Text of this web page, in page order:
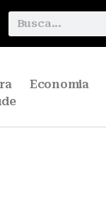
Economia